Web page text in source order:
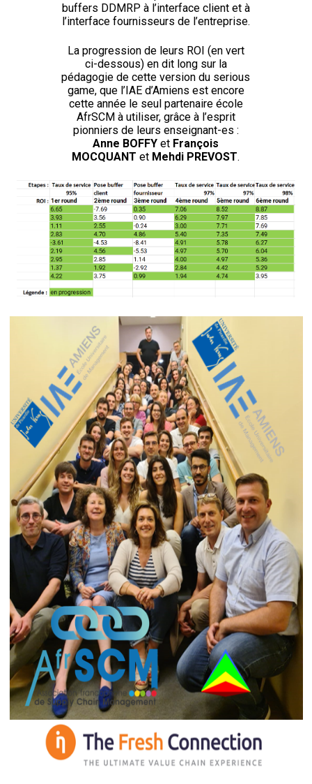
buffers DDMRP à l’interface client et à
l’interface fournisseurs de l’entreprise.
La progression de leurs ROI (en vert
ci-dessous) en dit long sur la
pédagogie de cette version du serious
game, que l’IAE d’Amiens est encore
cette année le seul partenaire école
AfrSCM à utiliser, grâce à l’esprit
pionniers de leurs enseignant-es :
Anne BOFFY et François
MOCQUANT et Mehdi PREVOST.